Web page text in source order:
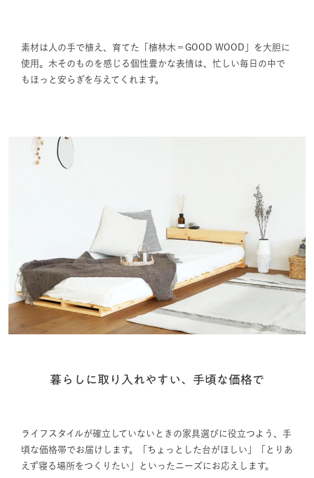
素材は人の手で植え、育てた「植林木＝GOOD WOOD」を大胆に
使用。木そのものを感じる個性豊かな表情は、忙しい毎日の中で
もほっと安らぎを与えてくれます。
暮らしに取り入れやすい、手頃な価格で
ライフスタイルが確立していないときの家具選びに役立つよう、手
頃な価格帯でお届けします。「ちょっとした台がほしい」「とりあ
えず寝る場所をつくりたい」といったニーズにお応えします。